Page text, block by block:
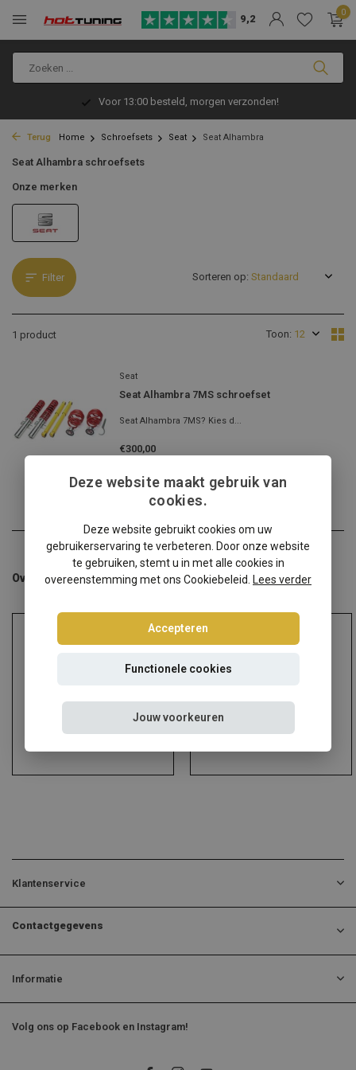
9,2
0
Voor 13:00 besteld, morgen verzonden!
Terug Home Schroefsets Seat Seat Alhambra
Seat Alhambra schroefsets
Onze merken
Filter
1 product Toon:
Sorteren op:
Seat
Seat Alhambra 7MS schroefset
Seat Alhambra 7MS? Kies d...
€300,00
Overige categorieën in Schroefsets
Klantenservice
Contactgegevens
Informatie
Volg ons op Facebook en Instagram!
Deze website maakt gebruik van
cookies.
Deze website gebruikt cookies om uw
gebruikerservaring te verbeteren. Door onze website
te gebruiken, stemt u in met alle cookies in
overeenstemming met ons Cookiebeleid.
Lees verder
Accepteren
Functionele cookies
Jouw voorkeuren